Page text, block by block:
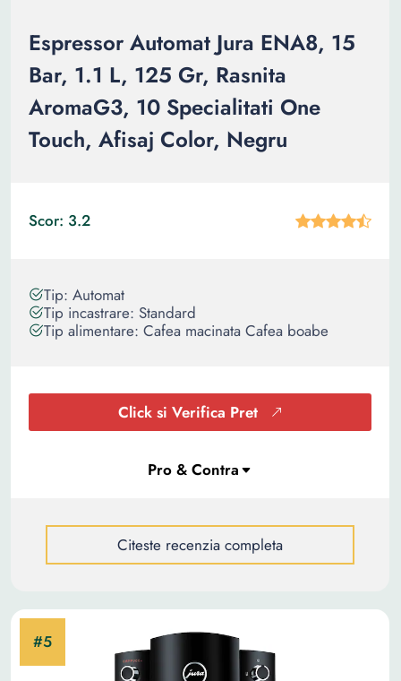
Espressor Automat Jura ENA8, 15
Bar, 1.1 L, 125 Gr, Rasnita
AromaG3, 10 Specialitati One
Touch, Afisaj Color, Negru
Scor: 3.2
Tip: Automat
Tip incastrare: Standard
Tip alimentare: Cafea macinata Cafea boabe
Click si Verifica Pret
Citeste recenzia completa